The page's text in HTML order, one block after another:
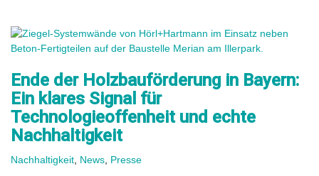
Ende der Holzbauförderung in Bayern:
Ein klares Signal für
Technologieoffenheit und echte
Nachhaltigkeit
Nachhaltigkeit News Presse